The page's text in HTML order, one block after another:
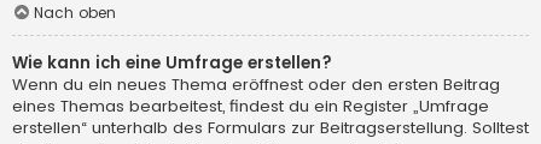
Nach oben
Wie kann ich eine Umfrage erstellen?
Wenn du ein neues Thema eröffnest oder den ersten Beitrag
eines Themas bearbeitest, findest du ein Register „Umfrage
erstellen“ unterhalb des Formulars zur Beitragserstellung. Solltest